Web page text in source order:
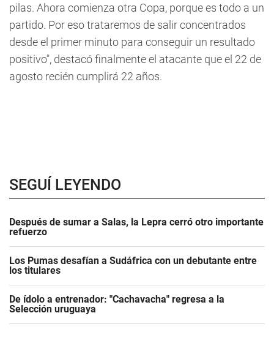
pilas. Ahora comienza otra Copa, porque es todo a un
partido. Por eso trataremos de salir concentrados
desde el primer minuto para conseguir un resultado
positivo", destacó finalmente el atacante que el 22 de
agosto recién cumplirá 22 años.
SEGUÍ LEYENDO
Después de sumar a Salas, la Lepra cerró otro importante
refuerzo
Los Pumas desafían a Sudáfrica con un debutante entre
los titulares
De ídolo a entrenador: "Cachavacha" regresa a la
Selección uruguaya